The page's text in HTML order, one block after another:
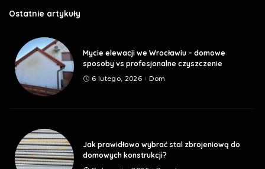
Ostatnie artykuły
Mycie elewacji we Wrocławiu – domowe
sposoby vs profesjonalne czyszczenie
6 lutego, 2026 Dom
Jak prawidłowo wybrać stal zbrojeniową do
domowych konstrukcji?